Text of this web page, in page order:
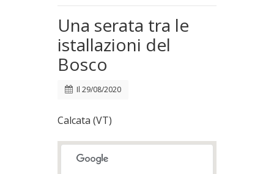
Una serata tra le
istallazioni del
Bosco
Il 29/08/2020
Calcata (VT)